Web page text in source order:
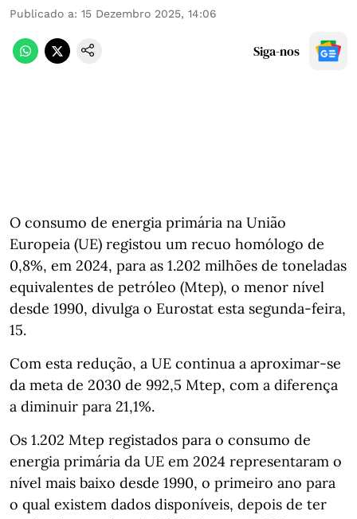
Publicado a: 15 Dezembro 2025, 14:06
Siga-nos
O consumo de energia primária na União
Europeia (UE) registou um recuo homólogo de
0,8%, em 2024, para as 1.202 milhões de toneladas
equivalentes de petróleo (Mtep), o menor nível
desde 1990, divulga o Eurostat esta segunda-feira,
15.
Com esta redução, a UE continua a aproximar-se
da meta de 2030 de 992,5 Mtep, com a diferença
a diminuir para 21,1%.
Os 1.202 Mtep registados para o consumo de
energia primária da UE em 2024 representaram o
nível mais baixo desde 1990, o primeiro ano para
o qual existem dados disponíveis, depois de ter